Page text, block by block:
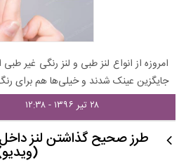
امروزه از انواع لنز طبی و لنز رنگی غیر
جایگزین عینک شدند و خیلی‌ها هم برای
۲۸ تیر ۱۳۹۶ - ۱۲:۳۸
طرز صحیح گذاشتن لنز